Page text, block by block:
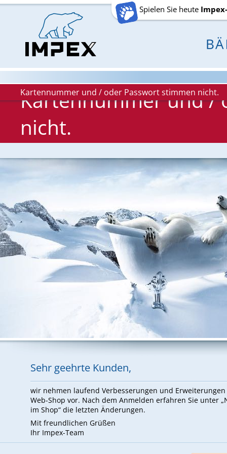
Spielen Sie heute
Kartennummer und / oder Passwort stimmen nicht.
Kartennummer und /
nicht.
Sehr ge­ehr­te Kun­den,
wir neh­men lau­fend Ver­bes­se­run­gen und Er­wei­te­run­gen
Web-Shop vor. Nach dem An­mel­den er­fah­ren Sie un­ter
im Shop“ die letz­ten Än­de­run­gen.
Mit freund­li­chen Grü­ßen
Ihr Im­pex-Team